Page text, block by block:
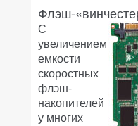
Флэш-
С
увеличением
емкости
скоростных
флэш-
накопителей
у многих